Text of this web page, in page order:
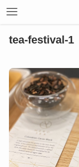
tea-festival-1